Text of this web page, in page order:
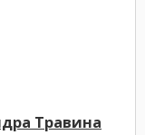
Травина